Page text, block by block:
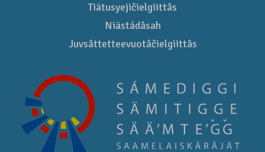
Tiätusyejičielgiittâs
Niästádâsah
Juvsâttetteevuotâčielgiittâs